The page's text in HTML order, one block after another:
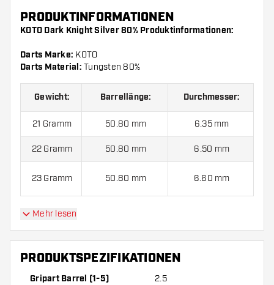
PRODUKTINFORMATIONEN
KOTO Dark Knight Silver 80% Produktinformationen:
Darts Marke: KOTO
Darts Material: Tungsten 80%
Gewicht: Barrellänge: Durchmesser:
21 Gramm 50.80 mm 6.35 mm
22 Gramm 50.80 mm 6.50 mm
23 Gramm 50.80 mm 6.60 mm
Mehr lesen
PRODUKTSPEZIFIKATIONEN
Gripart Barrel (1-5) 2.5